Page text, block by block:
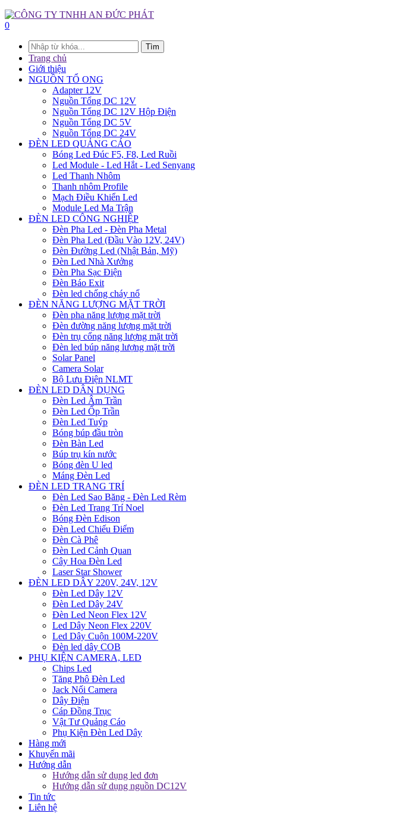
0
Tìm
Trang chủ
Giới thiệu
NGUỒN TỔ ONG
Adapter 12V
Nguồn Tổng DC 12V
Nguồn Tổng DC 12V Hộp Điện
Nguồn Tổng DC 5V
Nguồn Tổng DC 24V
ĐÈN LED QUẢNG CÁO
Bóng Led Đúc F5, F8, Led Ruồi
Led Module - Led Hắt - Led Senyang
Led Thanh Nhôm
Thanh nhôm Profile
Mạch Điều Khiển Led
Module Led Ma Trận
ĐÈN LED CÔNG NGHIỆP
Đèn Pha Led - Đèn Pha Metal
Đèn Pha Led (Đầu Vào 12V, 24V)
Đèn Đường Led (Nhật Bản, Mỹ)
Đèn Led Nhà Xưởng
Đèn Pha Sạc Điện
Đèn Báo Exit
Đèn led chống cháy nổ
ĐÈN NĂNG LƯỢNG MẶT TRỜI
Đèn pha năng lượng mặt trời
Đèn đường năng lượng mặt trời
Đèn trụ cổng năng lượng mặt trời
Đèn led búp năng lượng mặt trời
Solar Panel
Camera Solar
Bộ Lưu Điện NLMT
ĐÈN LED DÂN DỤNG
Đèn Led Âm Trần
Đèn Led Ốp Trần
Đèn Led Tuýp
Bóng búp đầu tròn
Đèn Bàn Led
Búp trụ kín nước
Bóng đèn U led
Máng Đèn Led
ĐÈN LED TRANG TRÍ
Đèn Led Sao Băng - Đèn Led Rèm
Đèn Led Trang Trí Noel
Bóng Đèn Edison
Đèn Led Chiếu Điểm
Đèn Cà Phê
Đèn Led Cảnh Quan
Cây Hoa Đèn Led
Laser Star Shower
ĐÈN LED DÂY 220V, 24V, 12V
Đèn Led Dây 12V
Đèn Led Dây 24V
Đèn Led Neon Flex 12V
Led Dây Neon Flex 220V
Led Dây Cuộn 100M-220V
Đèn led dây COB
PHỤ KIỆN CAMERA, LED
Chips Led
Tăng Phô Đèn Led
Jack Nối Camera
Dây Điện
Cáp Đồng Trục
Vật Tư Quảng Cáo
Phụ Kiện Đèn Led Dây
Hàng mới
Khuyến mãi
Hướng dẫn
Hướng dẫn sử dụng led đơn
Hướng dẫn sử dụng nguồn DC12V
Tin tức
Liên hệ